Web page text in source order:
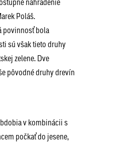
Poláš.
povinnosť bola
sú však tieto druhy
zelene. Dve
pôvodné druhy drevín
v kombinácii s
počkať do jesene,